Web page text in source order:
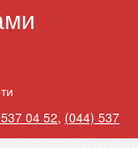
04 52, (044) 537